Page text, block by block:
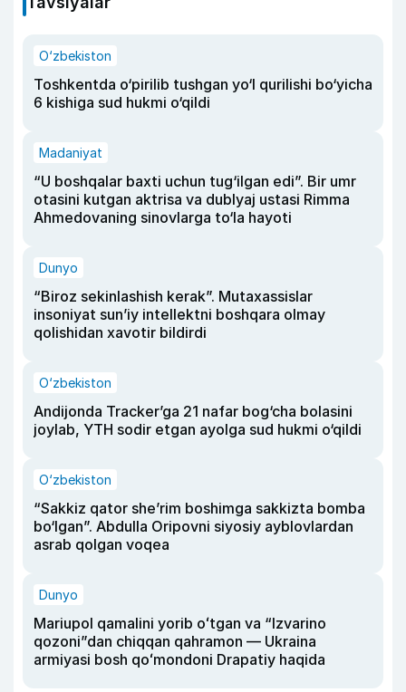
O‘zbekiston
Toshkentda o‘pirilib tushgan yo‘l qurilishi bo‘yicha
6 kishiga sud hukmi o‘qildi
Madaniyat
“U boshqalar baxti uchun tug‘ilgan edi”. Bir umr
otasini kutgan aktrisa va dublyaj ustasi Rimma
Ahmedovaning sinovlarga to‘la hayoti
Dunyo
“Biroz sekinlashish kerak”. Mutaxassislar
insoniyat sun’iy intellektni boshqara olmay
qolishidan xavotir bildirdi
O‘zbekiston
Andijonda Tracker’ga 21 nafar bog‘cha bolasini
joylab, YTH sodir etgan ayolga sud hukmi o‘qildi
O‘zbekiston
“Sakkiz qator she’rim boshimga sakkizta bomba
bo‘lgan”. Abdulla Oripovni siyosiy ayblovlardan
asrab qolgan voqea
Dunyo
Mariupol qamalini yorib oʻtgan va “Izvarino
qozoni”dan chiqqan qahramon — Ukraina
armiyasi bosh qoʻmondoni Drapatiy haqida